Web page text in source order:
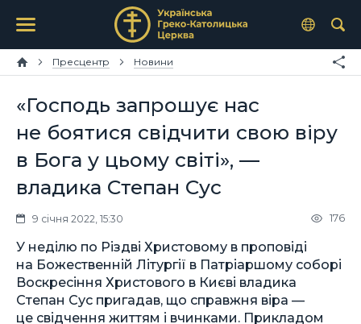
Пресцентр Новини
«Господь запрошує нас
не боятися свідчити свою віру
в Бога у цьому світі», —
владика Степан Сус
9 січня 2022, 15:30 176
У неділю по Різдві Христовому в проповіді
на Божественній Літургії в Патріаршому соборі
Воскресіння Христового в Києві владика
Степан Сус пригадав, що справжня віра —
це свідчення життям і вчинками. Прикладом